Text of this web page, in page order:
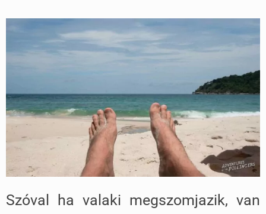
Szóval ha valaki megszomjazik, van